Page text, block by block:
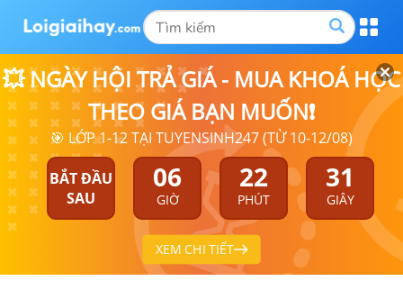
💥 NGÀY HỘI TRẢ GIÁ - MUA KHOÁ HỌC
THEO GIÁ BẠN MUỐN❗
🎯 LỚP 1-12 TẠI TUYENSINH247 (TỪ 10-12/08)
BẮT ĐẦU
SAU
06
GIỜ
22
PHÚT
31
GIÂY
XEM CHI TIẾT